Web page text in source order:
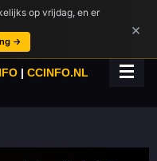
| CCINFO.NL
op vrijdag, en er
→
×